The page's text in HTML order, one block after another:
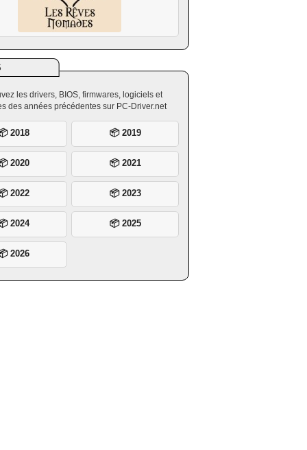
les drivers, BIOS, firmwares, logiciels et
des années précédentes sur PC-Driver.net
2018 📦 2019
2020 📦 2021
2022 📦 2023
2024 📦 2025
2026